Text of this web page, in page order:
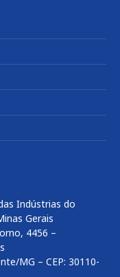
Indústrias do
Gerais
4456 –
MG – CEP: 30110-